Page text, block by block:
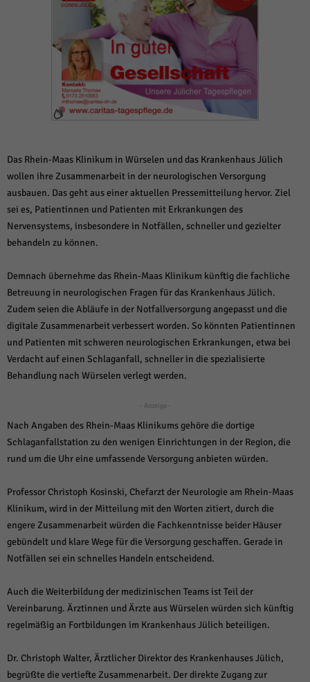
Das Rhein-Maas Klinikum in Würselen und das Krankenhaus Jülich
wollen ihre Zusammenarbeit in der neurologischen Versorgung
ausbauen. Das geht aus einer aktuellen Pressemitteilung hervor. Ziel
sei es, Patientinnen und Patienten mit Erkrankungen des
Nervensystems, insbesondere in Notfällen, schneller und gezielter
behandeln zu können.
Demnach übernehme das Rhein-Maas Klinikum künftig die fachliche
Betreuung in neurologischen Fragen für das Krankenhaus Jülich.
Zudem seien die Abläufe in der Notfallversorgung angepasst und die
digitale Zusammenarbeit verbessert worden. So könnten Patientinnen
und Patienten mit schweren neurologischen Erkrankungen, etwa bei
Verdacht auf einen Schlaganfall, schneller in die spezialisierte
Behandlung nach Würselen verlegt werden.
- Anzeige -
Nach Angaben des Rhein-Maas Klinikums gehöre die dortige
Schlaganfallstation zu den wenigen Einrichtungen in der Region, die
rund um die Uhr eine umfassende Versorgung anbieten würden.
Professor Christoph Kosinski, Chefarzt der Neurologie am Rhein-Maas
Klinikum, wird in der Mitteilung mit den Worten zitiert, durch die
engere Zusammenarbeit würden die Fachkenntnisse beider Häuser
gebündelt und klare Wege für die Versorgung geschaffen. Gerade in
Notfällen sei ein schnelles Handeln entscheidend.
Auch die Weiterbildung der medizinischen Teams ist Teil der
Vereinbarung. Ärztinnen und Ärzte aus Würselen würden sich künftig
regelmäßig an Fortbildungen im Krankenhaus Jülich beteiligen.
Dr. Christoph Walter, Ärztlicher Direktor des Krankenhauses Jülich,
begrüßte die vertiefte Zusammenarbeit. Der direkte Zugang zur
Alle akzeptieren Speichern und weiter
Zurück
Datenschutzeinstellungen
Essenziell (1)
Essenzielle Cookies ermöglichen grundlegende Funktionen und sind für die
Statistiken (1)
Statistik Cookies erfassen Informationen anonym. Diese Informationen helfen
uns zu verstehen, wie unsere Besucher unsere Website nutzen.
Marketing-Cookies werden von Drittanbietern oder Publishern verwendet,
um personalisierte Werbung anzuzeigen. Sie tun dies, indem sie Besucher
über Websites hinweg verfolgen.
Cookie-Informationen anzeigen
Externe Medien (6)
Inhalte von Videoplattformen und Social-Media-Plattformen werden
werden, bedarf der Zugriff auf diese Inhalte keiner manuellen Einwilligung
Cookie-Informationen anzeigen
powered by Borlabs Cookie Datenschutzerklärung